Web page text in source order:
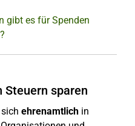
gibt es für Spenden
Steuern sparen
ehrenamtlich in